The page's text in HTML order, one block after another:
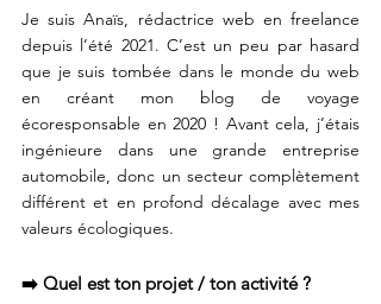
Je suis Anaïs, rédactrice web en freelance
depuis l’été 2021. C’est un peu par hasard
que je suis tombée dans le monde du web
en créant mon blog de voyage
écoresponsable en 2020 ! Avant cela, j’étais
ingénieure dans une grande entreprise
automobile, donc un secteur complètement
différent et en profond décalage avec mes
valeurs écologiques.
➡️ Quel est ton projet / ton activité ?